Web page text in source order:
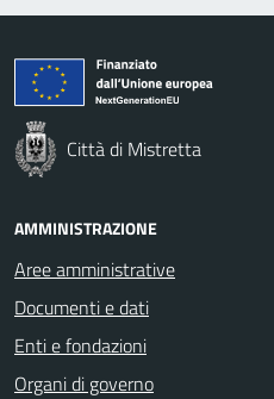
Città di Mistretta
AMMINISTRAZIONE
Aree amministrative
Documenti e dati
Enti e fondazioni
Organi di governo